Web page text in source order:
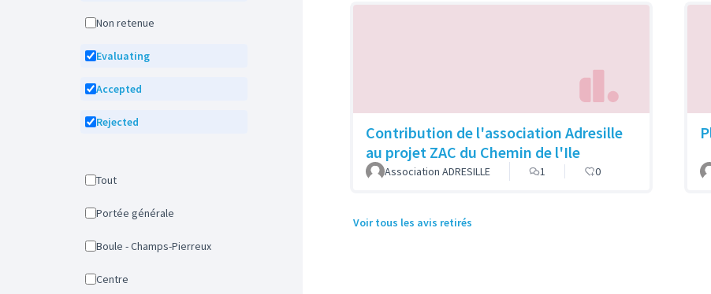
Non retenue
Evaluating
Accepted
Rejected
Tout
Portée générale
Boule - Champs-Pierreux
Centre
Contribution de l'association Adresille
au projet ZAC du Chemin de l'Ile
Association ADRESILLE 1 0
Voir tous les avis retirés